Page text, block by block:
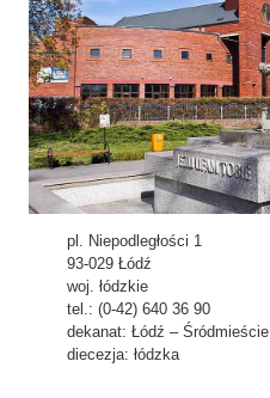
pl. Niepodległości 1
93-029 Łódź
woj. łódzkie
tel.: (0-42) 640 36 90
dekanat: Łódź – Śródmieście
diecezja: łódzka